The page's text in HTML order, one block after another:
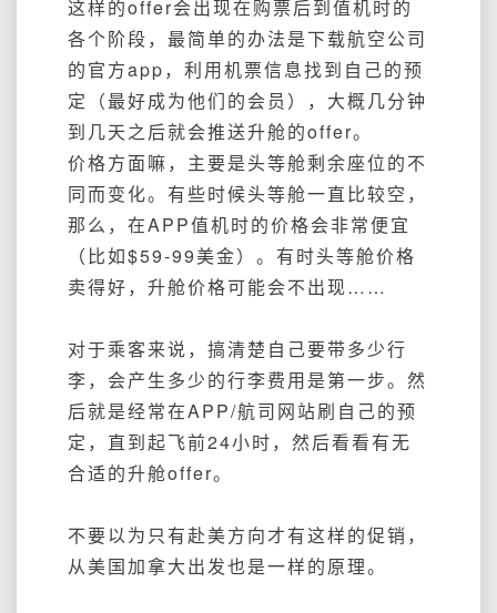
这样的offer会出现在购票后到值机时的
各个阶段，最简单的办法是下载航空公司
的官方app，利用机票信息找到自己的预
定（最好成为他们的会员），大概几分钟
到几天之后就会推送升舱的offer。
价格方面嘛，主要是头等舱剩余座位的不
同而变化。有些时候头等舱一直比较空，
那么，在APP值机时的价格会非常便宜
（比如$59-99美金）。有时头等舱价格
卖得好，升舱价格可能会不出现……
对于乘客来说，搞清楚自己要带多少行
李，会产生多少的行李费用是第一步。然
后就是经常在APP/航司网站刷自己的预
定，直到起飞前24小时，然后看看有无
合适的升舱offer。
不要以为只有赴美方向才有这样的促销，
从美国加拿大出发也是一样的原理。